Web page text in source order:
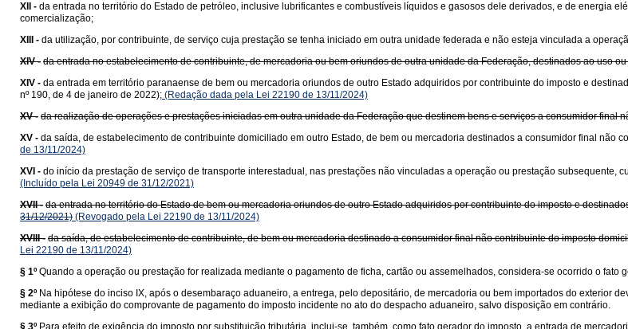
XII - da entrada no território do Estado de petróleo, inclusive lubrificantes e combustíveis líquidos e gasosos dele derivados, e de energia
comercialização;
XIII - da utilização, por contribuinte, de serviço cuja prestação se tenha iniciado em outra unidade federada e não esteja vinculada a
XIV - da entrada no estabelecimento de contribuinte, de mercadoria ou bem oriundos de outra unidade da Federação, destinados ao uso
XIV - da entrada em território paranaense de bem ou mercadoria oriundos de outro Estado adquiridos por contribuinte do imposto e
nº 190, de 4 de janeiro de 2022); (Redação dada pela Lei 22190 de 13/11/2024)
XV - da realização de operações e prestações iniciadas em outra unidade da Federação que destinem bens e serviços a consumidor final
XV - da saída, de estabelecimento de contribuinte domiciliado em outro Estado, de bem ou mercadoria destinados a consumidor final não
de 13/11/2024)
XVI - do início da prestação de serviço de transporte interestadual, nas prestações não vinculadas a operação ou prestação
(Incluído pela Lei 20949 de 31/12/2021)
XVII - da entrada no território do Estado de bem ou mercadoria oriundos de outro Estado adquiridos por contribuinte do imposto e
31/12/2021) (Revogado pela Lei 22190 de 13/11/2024)
XVIII - da saída, de estabelecimento de contribuinte, de bem ou mercadoria destinado a consumidor final não contribuinte do imposto
Lei 22190 de 13/11/2024)
§ 1º Quando a operação ou prestação for realizada mediante o pagamento de ficha, cartão ou assemelhados, considera-se ocorrido o
§ 2º Na hipótese do inciso IX, após o desembaraço aduaneiro, a entrega, pelo depositário, de mercadoria ou bem importados do exterior
mediante a exibição do comprovante de pagamento do imposto incidente no ato do despacho aduaneiro, salvo disposição em contrário.
§ 3º Para efeito de exigência do imposto por substituição tributária, inclui-se, também, como fato gerador do imposto, a entrada de